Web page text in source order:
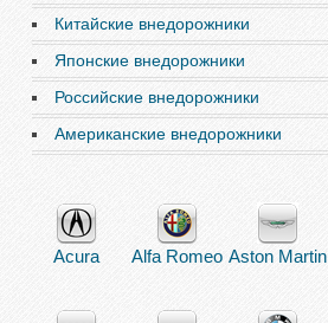
Китайские внедорожники
Японские внедорожники
Российские внедорожники
Американские внедорожники
Acura Alfa Romeo Aston Martin